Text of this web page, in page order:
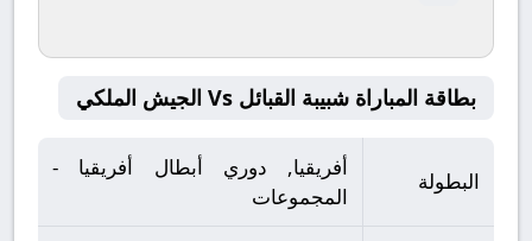
بطاقة المباراة شبيبة القبائل Vs الجيش الملكي
البطولة
أفريقيا, دوري أبطال أفريقيا -
المجموعات